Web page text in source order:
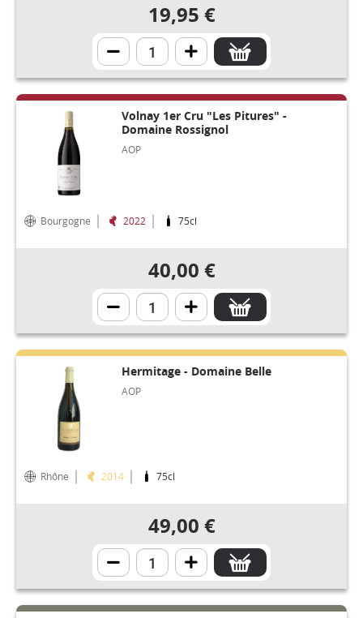
19,95 €
Volnay 1er Cru "Les Pitures" -
Domaine Rossignol
AOP
Bourgogne 2022 75cl
40,00 €
Hermitage - Domaine Belle
AOP
Rhône 2014 75cl
49,00 €